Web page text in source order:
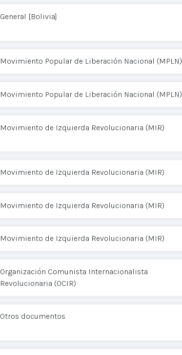
General [Bolivia]
Movimiento Popular de Liberación Nacional (MPLN)
Movimiento Popular de Liberación Nacional (MPLN)
Movimiento de Izquierda Revolucionaria (MIR)
Movimiento de Izquierda Revolucionaria (MIR)
Movimiento de Izquierda Revolucionaria (MIR)
Movimiento de Izquierda Revolucionaria (MIR)
Organización Comunista Internacionalista
Revolucionaria (OCIR)
Otros documentos